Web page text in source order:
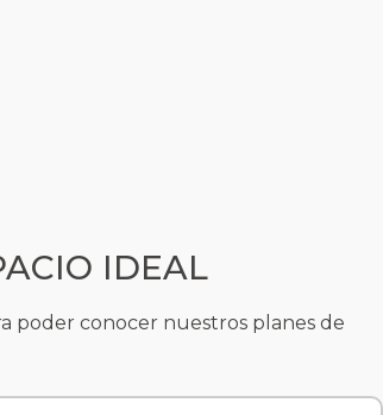
IDEAL
poder conocer nuestros planes de